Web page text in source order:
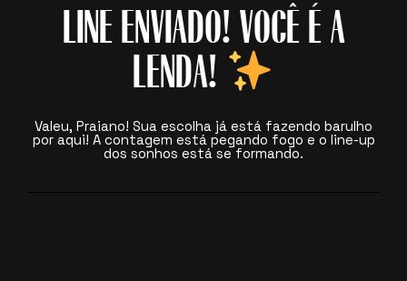
LINE ENVIADO! VOCÊ É A
LENDA!
Valeu, Praiano! Sua escolha já está fazendo barulho
por aqui! A contagem está pegando fogo e o line-up
dos sonhos está se formando.